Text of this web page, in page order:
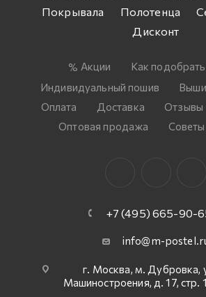
Покрывала
Полотенца
Дисконт
Акции
Как
Индивидуальный пошив
Оплата
Доставка Отзывы
Оптовая продажа
+7 (495) 665-90-
info@m-
г. Москва, м. Дубровка,
Машиностроения, д. 17, стр.